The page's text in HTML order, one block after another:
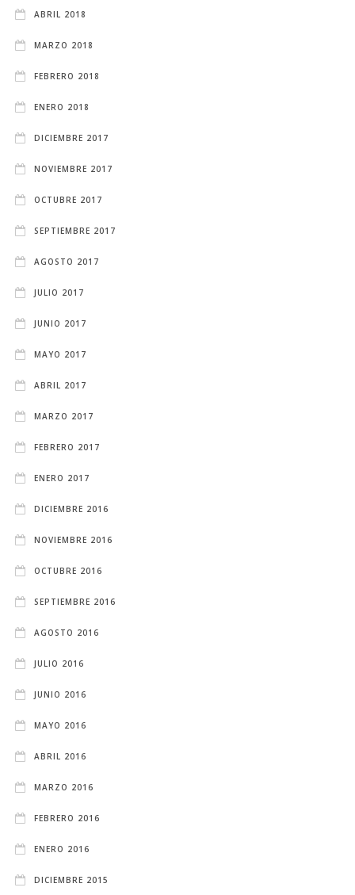
ABRIL 2018
MARZO 2018
FEBRERO 2018
ENERO 2018
DICIEMBRE 2017
NOVIEMBRE 2017
OCTUBRE 2017
SEPTIEMBRE 2017
AGOSTO 2017
JULIO 2017
JUNIO 2017
MAYO 2017
ABRIL 2017
MARZO 2017
FEBRERO 2017
ENERO 2017
DICIEMBRE 2016
NOVIEMBRE 2016
OCTUBRE 2016
SEPTIEMBRE 2016
AGOSTO 2016
JULIO 2016
JUNIO 2016
MAYO 2016
ABRIL 2016
MARZO 2016
FEBRERO 2016
ENERO 2016
DICIEMBRE 2015